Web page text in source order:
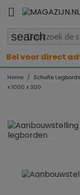

search
Bel voor direct
Home Schulte
x 1000 x 300